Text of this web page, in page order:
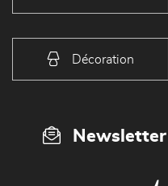
Décoration
Newsletter